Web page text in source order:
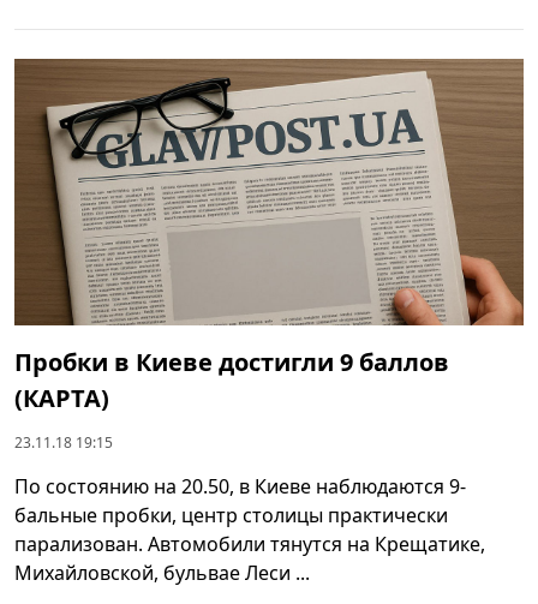
Пробки в Киеве достигли 9 баллов
(КАРТА)
23.11.18 19:15
По состоянию на 20.50, в Киеве наблюдаются 9-
бальные пробки, центр столицы практически
парализован. Автомобили тянутся на Крещатике,
Михайловской, бульвае Леси ...